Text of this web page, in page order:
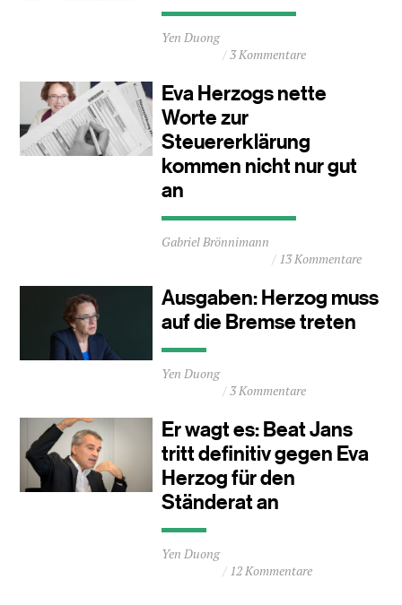
Durchschnittliche
Lesezeit
Minuten
Yen Duong
3 Kommentare
Eva Herzogs nette
Worte zur
Steuererklärung
kommen nicht nur gut
an
Durchschnittliche
Lesezeit
Minuten
Gabriel Brönnimann
13 Kommentare
Ausgaben: Herzog muss
auf die Bremse treten
Durchschnittliche
Lesezeit
Minuten
Yen Duong
3 Kommentare
Er wagt es: Beat Jans
tritt definitiv gegen Eva
Herzog für den
Ständerat an
Durchschnittliche
Lesezeit
Yen Duong
12 Kommentare